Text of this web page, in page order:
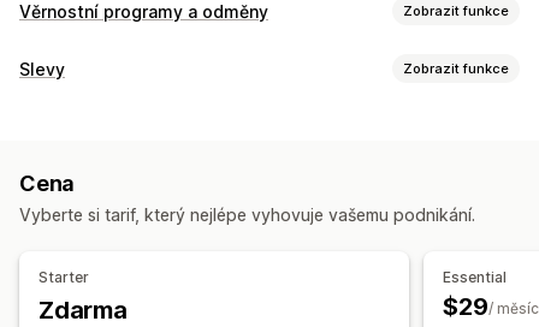
Věrnostní programy a odměny Zobrazit funkce
Typy programů
Odměny, které můžete nabízet
Kredit pro obchod
Sazby za dopravu
Doprava zdarma
Přednostní přístup
Slevy Zobrazit funkce
Paušální slevy
Doprava zdarma Sazby za dopravu
Slevy na košík
Časově omezené nabídky
Automaticky otevíraná okna
Bannery Vlastní slevy
Cena
Vyberte si tarif, který nejlépe vyhovuje vašemu podnikání.
Starter
Zdarma
Essential
$29/ měsíc